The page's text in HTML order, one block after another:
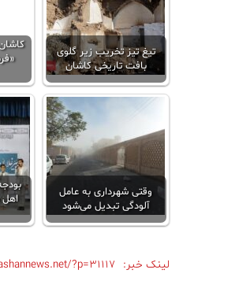
تیغ تیز تخریب زیر گلوی
بافت تاریخی کاشان
وقتی شهرداری به عامل
آلودگی تبدیل می‌شود
اهل
لینک خبر: ?p=31117